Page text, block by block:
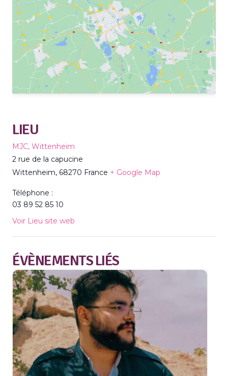
LIEU
MJC, Wittenheim
2 rue de la capucine
Wittenheim, 68270 France + Google Map
Téléphone :
03 89 52 85 10
Voir Lieu site web
ÉVÈNEMENTS LIÉS